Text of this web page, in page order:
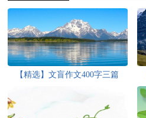
【精选】文盲作文400字三篇